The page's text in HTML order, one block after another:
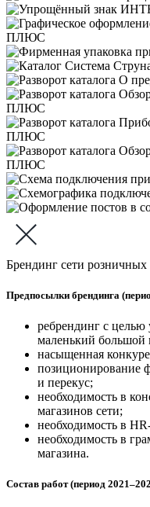
Брендинг сети розничных
Предпосылки брендинга
ребрендинг с
маленький большой
насыщенная
позиционирование
и перекус;
необходимость в
магазинов сети;
необходимость в
необходимость в
магазина.
Состав работ (период